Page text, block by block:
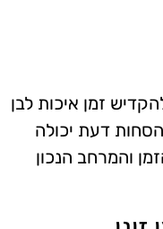
זמן איכות לבן
דעת יכולה
והמרחב הנכון